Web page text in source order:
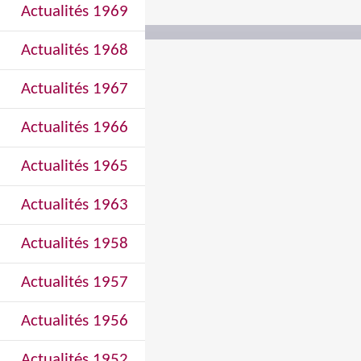
Actualités 1969
Actualités 1968
Actualités 1967
Actualités 1966
Actualités 1965
Actualités 1963
Actualités 1958
Actualités 1957
Actualités 1956